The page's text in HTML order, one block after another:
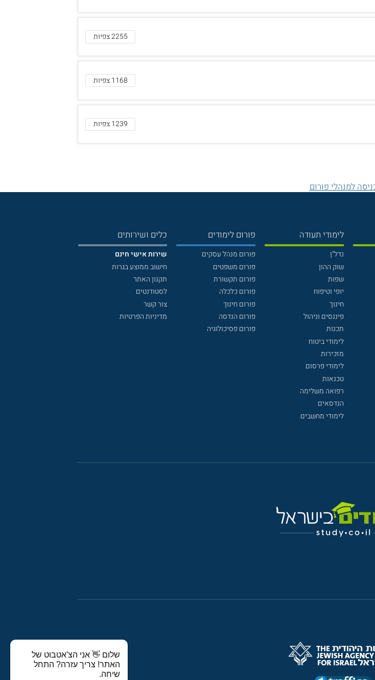
2255 צפיות
1168 צפיות
1239 צפיות
למנהלי פורום
לימודי תעודה
נדל"ן
שוק ההון
שפות
יופי וטיפוח
חינוך
פיננסים וניהול
תכנות
לימודי ביטוח
מזכירות
לימודי פרסום
טכנאות
רפואה משלימה
הנדסאים
לימודי מחשבים
פורום לימודים
פורום מנהל עסקים
פורום משפטים
פורום תקשורת
פורום כלכלה
פורום חינוך
פורום הנדסה
פורום פסיכולוגיה
כלים ושירותים
שירות אישי חינם
חישוב ממוצע בגרות
תקנון האתר
לסטודנטים
צור קשר
מדיניות הפרטיות
שלום 👋 אני הצ'אטבוט של
האתר! צריך עזרה? התחל
שיחה.